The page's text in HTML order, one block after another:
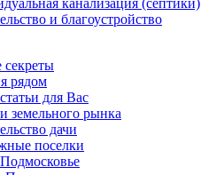
канализация (септики)
и благоустройство
секреты
рядом
для Вас
земельного рынка
дачи
поселки